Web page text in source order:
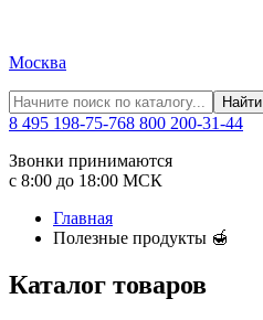
Москва
Найти
8 495 198-75-768 800 200-31-44
Звонки принимаются
с 8:00 до 18:00 МСК
Главная
Полезные продукты 🍯
Каталог товаров